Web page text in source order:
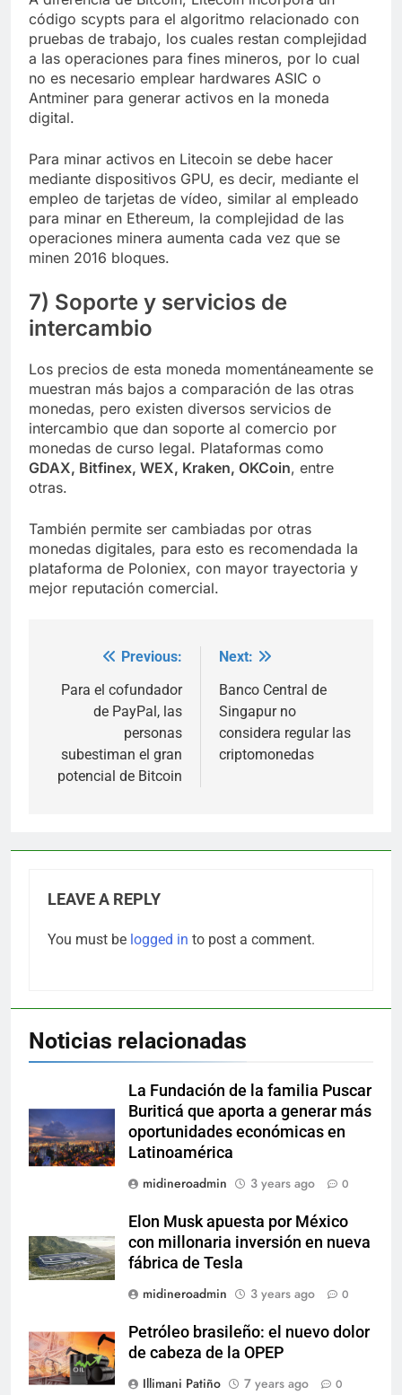
código scypts para el algoritmo relacionado con
pruebas de trabajo, los cuales restan complejidad
a las operaciones para fines mineros, por lo cual
no es necesario emplear hardwares ASIC o
Antminer para generar activos en la moneda
digital.
Para minar activos en Litecoin se debe hacer
mediante dispositivos GPU, es decir, mediante el
empleo de tarjetas de vídeo, similar al empleado
para minar en Ethereum, la complejidad de las
operaciones minera aumenta cada vez que se
minen 2016 bloques.
7) Soporte y servicios de
intercambio
Los precios de esta moneda momentáneamente se
muestran más bajos a comparación de las otras
monedas, pero existen diversos servicios de
intercambio que dan soporte al comercio por
monedas de curso legal. Plataformas como
GDAX, Bitfinex, WEX, Kraken, OKCoin, entre
otras.
También permite ser cambiadas por otras
monedas digitales, para esto es recomendada la
plataforma de Poloniex, con mayor trayectoria y
mejor reputación comercial.
navigation
Previous:
Para el cofundador
de PayPal, las
personas
subestiman el gran
potencial de Bitcoin
Next:
Banco Central de
Singapur no
considera regular las
criptomonedas
LEAVE A REPLY
You must be logged in to post a comment.
Noticias relacionadas
La Fundación de la familia Puscar
Buriticá que aporta a generar más
oportunidades económicas en
Latinoamérica
midineroadmin
3 years ago 0
Elon Musk apuesta por México
con millonaria inversión en nueva
fábrica de Tesla
midineroadmin
3 years ago 0
Petróleo brasileño: el nuevo dolor
de cabeza de la OPEP
Illimani Patiño
7 years ago 0